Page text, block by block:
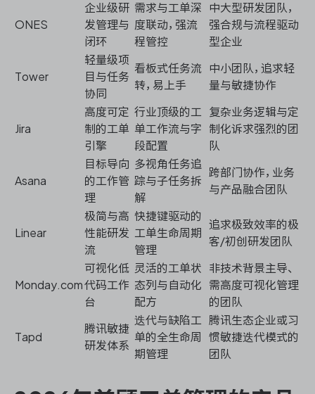
ONES
企业级研
发管理与
闭环
需求与工单深
度联动，强流
程管控
中大型研发团队，
强合规与流程驱动
型企业
Tower
轻量级项
目与任务
协同
看板式任务流
转，易上手
中小团队，追求轻
量与敏捷协作
Jira
高度可定
制的工单
引擎
行业顶级的工
单工作流与字
段配置
复杂业务逻辑与定
制化诉求强烈的团
队
Asana
目标导向
的工作管
理
多视角任务追
踪与子任务拆
解
跨部门协作，业务
与产品融合团队
Linear
极简与高
性能研发
流
快捷键驱动的
工单生命周期
管理
追求极致效率的极
客/初创研发团队
Monday.com
可视化低
代码工作
台
灵活的工单状
态列与自动化
配方
非技术背景主导、
需高度可视化管理
的团队
Tapd
腾讯敏捷
研发体系
迭代与缺陷工
单的全生命周
期管理
腾讯生态企业或习
惯敏捷迭代模式的
团队